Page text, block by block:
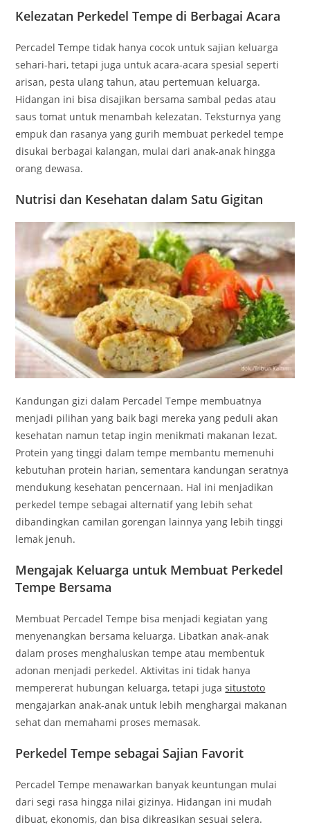
Kelezatan Perkedel Tempe di Berbagai Acara
Percadel Tempe tidak hanya cocok untuk sajian keluarga
sehari-hari, tetapi juga untuk acara-acara spesial seperti
arisan, pesta ulang tahun, atau pertemuan keluarga.
Hidangan ini bisa disajikan bersama sambal pedas atau
saus tomat untuk menambah kelezatan. Teksturnya yang
empuk dan rasanya yang gurih membuat perkedel tempe
disukai berbagai kalangan, mulai dari anak-anak hingga
orang dewasa.
Nutrisi dan Kesehatan dalam Satu Gigitan
Kandungan gizi dalam Percadel Tempe membuatnya
menjadi pilihan yang baik bagi mereka yang peduli akan
kesehatan namun tetap ingin menikmati makanan lezat.
Protein yang tinggi dalam tempe membantu memenuhi
kebutuhan protein harian, sementara kandungan seratnya
mendukung kesehatan pencernaan. Hal ini menjadikan
perkedel tempe sebagai alternatif yang lebih sehat
dibandingkan camilan gorengan lainnya yang lebih tinggi
lemak jenuh.
Mengajak Keluarga untuk Membuat Perkedel
Tempe Bersama
Membuat Percadel Tempe bisa menjadi kegiatan yang
menyenangkan bersama keluarga. Libatkan anak-anak
dalam proses menghaluskan tempe atau membentuk
adonan menjadi perkedel. Aktivitas ini tidak hanya
mempererat hubungan keluarga, tetapi jugasitustoto
mengajarkan anak-anak untuk lebih menghargai makanan
sehat dan memahami proses memasak.
Perkedel Tempe sebagai Sajian Favorit
Percadel Tempe menawarkan banyak keuntungan mulai
dari segi rasa hingga nilai gizinya. Hidangan ini mudah
dibuat, ekonomis, dan bisa dikreasikan sesuai selera.